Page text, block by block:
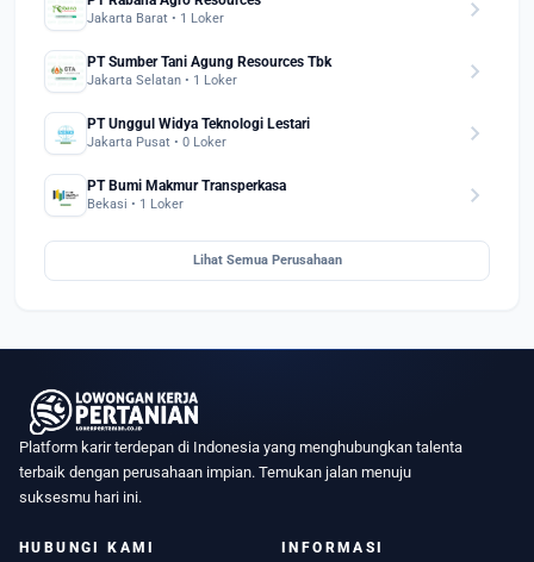
Jakarta Barat • 1 Loker chevron_right
PT Sumber Tani Agung Resources Tbk
Jakarta Selatan • 1 Loker chevron_right
PT Unggul Widya Teknologi Lestari
Jakarta Pusat • 0 Loker chevron_right
PT Bumi Makmur Transperkasa
Bekasi • 1 Loker chevron_right
Lihat Semua Perusahaan
Platform karir terdepan di Indonesia yang menghubungkan talenta
terbaik dengan perusahaan impian. Temukan jalan menuju
suksesmu hari ini.
HUBUNGI KAMI INFORMASI